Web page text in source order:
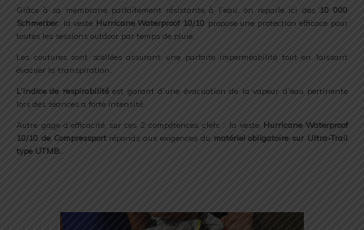
Grâce à sa membrane parfaitement résistante à l’eau, on reparle ici des 10 000
Schmerber , la veste Hurricane Waterproof 10/10 propose une protection efficace pour
toutes les sessions outdoor par temps de pluie.
Les coutures sont scellées assurant une parfaite imperméabilité tout en laissant
évacuer la transpiration.
L’indice de respirabilitéest garant d’une évacuation de la vapeur d’eau pertinente
lors des séances a forte intensité.
Autre gage d’efficacité sur ces 2 compétences clefs : la veste Hurricane Waterproof
10/10 de Compressport réponds aux exigences du matériel obligatoire sur Ultra-Trail
type UTMB.